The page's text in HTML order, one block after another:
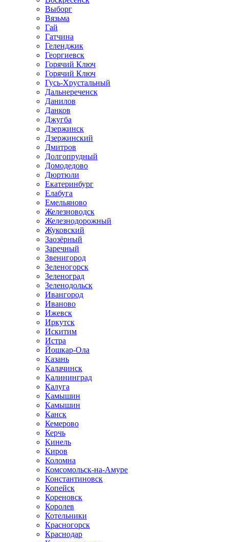
Выборг
Вязьма
Гай
Гатчина
Геленджик
Георгиевск
Горячий Ключ
Горячий Ключ
Гусь-Хрустальный
Дальнереченск
Данилов
Данков
Джугба
Дзержинск
Дзержинский
Дмитров
Долгопрудный
Домодедово
Дюртюли
Екатеринбург
Елабуга
Емельяново
Железноводск
Железнодорожный
Жуковский
Заозёрный
Заречный
Звенигород
Зеленогорск
Зеленоград
Зеленодольск
Ивангород
Иваново
Ижевск
Иркутск
Искитим
Истра
Йошкар-Ола
Казань
Калачинск
Калининград
Калуга
Камышин
Камышин
Канск
Кемерово
Керчь
Кинель
Киров
Коломна
Комсомольск-на-Амуре
Константиновск
Копейск
Кореновск
Королев
Котельники
Красногорск
Краснодар